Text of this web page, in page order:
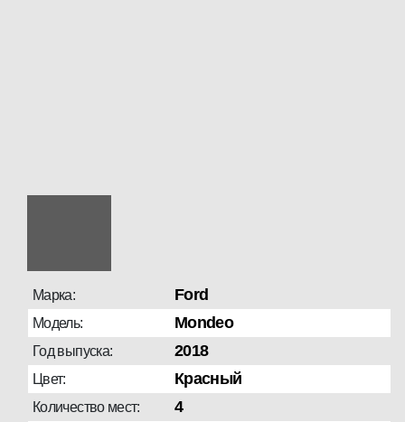
Марка: Ford
Модель: Mondeo
Год выпуска: 2018
Цвет: Красный
Количество мест: 4